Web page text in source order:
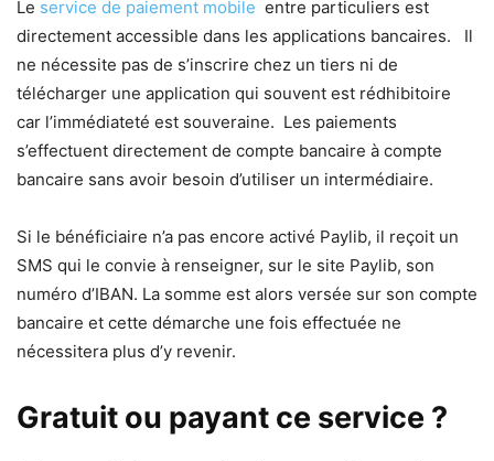
Le service de paiement mobile entre particuliers est
directement accessible dans les applications bancaires. Il
ne nécessite pas de s’inscrire chez un tiers ni de
télécharger une application qui souvent est rédhibitoire
car l’immédiateté est souveraine. Les paiements
s’effectuent directement de compte bancaire à compte
bancaire sans avoir besoin d’utiliser un intermédiaire.
Si le bénéficiaire n’a pas encore activé Paylib, il reçoit un
SMS qui le convie à renseigner, sur le site Paylib, son
numéro d’IBAN. La somme est alors versée sur son compte
bancaire et cette démarche une fois effectuée ne
nécessitera plus d’y revenir.
Gratuit ou payant ce service ?